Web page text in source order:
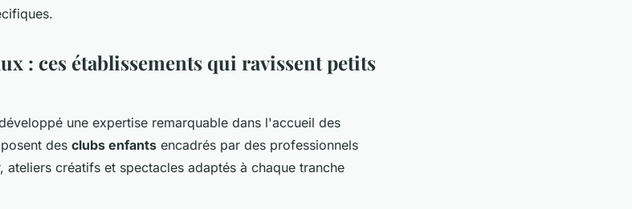
: ces établissements qui ravissent petits
une expertise remarquable dans l'accueil des
des clubs enfants encadrés par des professionnels
ateliers créatifs et spectacles adaptés à chaque tranche